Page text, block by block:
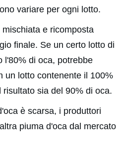
variare per ogni lotto.
e ricomposta
finale. Se un certo lotto di
l'80% di oca, potrebbe
un lotto contenente il 100%
sia del 90% di oca.
è scarsa, i produttori
piuma d'oca dal mercato